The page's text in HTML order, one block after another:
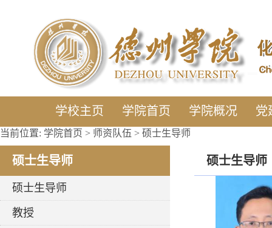
学校主页 学院首页 学院概况 党
当前位置: 学院首页 > 师资队伍 > 硕士生导师
硕士生导师
硕士生导师
教授
硕士生导师